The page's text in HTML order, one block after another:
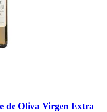
de Oliva Virgen Extra